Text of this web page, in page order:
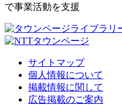
で事業活動を支援
サイトマップ
個人情報について
掲載情報に関して
広告掲載のご案内